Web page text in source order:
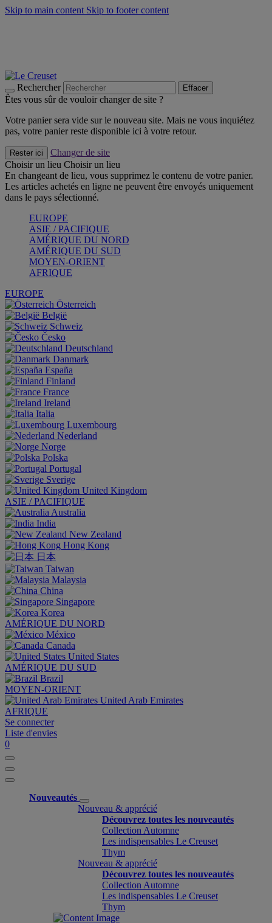
Skip to main content Skip to footer content
Rechercher Effacer
Êtes vous sûr de vouloir changer de site ?
Votre panier sera vide sur le nouveau site. Mais ne vous inquiétez
pas, votre panier reste disponible ici à votre retour.
Rester ici
Changer de site
Choisir un lieu Choisir un lieu
En changeant de lieu, vous supprimez le contenu de votre panier.
Les articles achetés en ligne ne peuvent être envoyés uniquement
dans le pays sélectionné.
EUROPE
ASIE / PACIFIQUE
AMÉRIQUE DU NORD
AMÉRIQUE DU SUD
MOYEN-ORIENT
AFRIQUE
EUROPE
Österreich
België
Schweiz
Česko
Deutschland
Danmark
España
Finland
France
Ireland
Italia
Luxembourg
Nederland
Norge
Polska
Portugal
Sverige
United Kingdom
ASIE / PACIFIQUE
Australia
India
New Zealand
Hong Kong
日本
Taiwan
Malaysia
China
Singapore
Korea
AMÉRIQUE DU NORD
México
Canada
United States
AMÉRIQUE DU SUD
Brazil
MOYEN-ORIENT
United Arab Emirates
AFRIQUE
Se connecter
Liste d'envies
0
Nouveautés
Nouveau & apprécié
Découvrez toutes les nouveautés
Collection Automne
Les indispensables Le Creuset
Thym
Nouveau & apprécié
Découvrez toutes les nouveautés
Collection Automne
Les indispensables Le Creuset
Thym